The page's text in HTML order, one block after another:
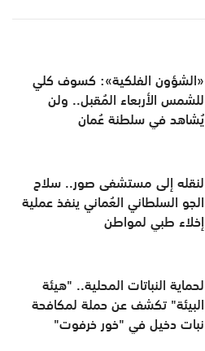
«الشؤون الفلكية»: كسوف كلي
للشمس الأربعاء المُقبل.. ولن
يُشاهد في سلطنة عُمان
لنقله إلى مستشفى صور.. سلاح
الجو السلطاني العُماني ينفذ عملية
إخلاء طبي لمواطن
لحماية النباتات المحلية.. "هيئة
البيئة" تكشف عن حملة لمكافحة
نبات دخيل في "خور خرفوت"